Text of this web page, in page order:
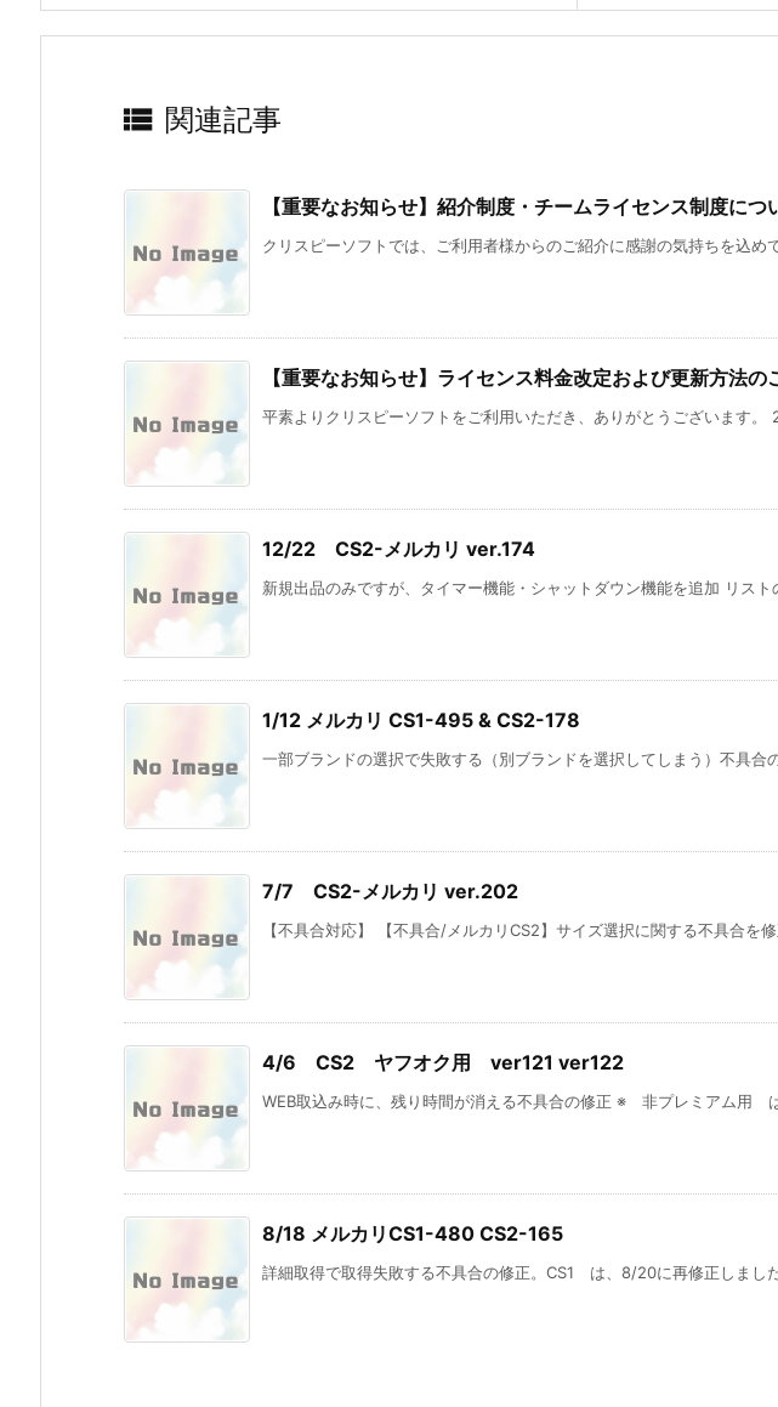
 関連記事
【重要なお知らせ】紹介制度・チームライセンス制度につ
クリスピーソフトでは、ご利用者様からのご紹介に感謝の気持ちを込め
【重要なお知らせ】ライセンス料金改定および更新方法の
平素よりクリスピーソフトをご利用いただき、ありがとうございます。
12/22 CS2-メルカリ ver.174
新規出品のみですが、タイマー機能・シャットダウン機能を追加 リス
1/12 メルカリ CS1-495 & CS2-178
一部ブランドの選択で失敗する（別ブランドを選択してしまう）不具合
7/7 CS2-メルカリ ver.202
【不具合対応】 【不具合/メルカリCS2】サイズ選択に関する不具合を
4/6 CS2 ヤフオク用 ver121 ver122
WEB取込み時に、残り時間が消える不具合の修正 ※ 非プレミアム用
8/18 メルカリCS1-480 CS2-165
詳細取得で取得失敗する不具合の修正。CS1 は、8/20に再修正しました